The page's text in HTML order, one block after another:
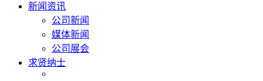
新闻资讯
公司新闻
媒体新闻
公司展会
求贤纳士